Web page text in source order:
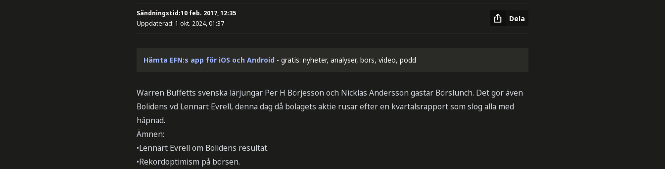
Sändningstid:10 feb. 2017, 12:35
Uppdaterad: 1 okt. 2024, 01:37
Dela
Hämta EFN:s app för iOS och Android - gratis: nyheter, analyser, börs, video, podd
Warren Buffetts svenska lärjungar Per H Börjesson och Nicklas Andersson gästar Börslunch. Det gör även
Bolidens vd Lennart Evrell, denna dag då bolagets aktie rusar efter en kvartalsrapport som slog alla med
häpnad.
Ämnen:
•Lennart Evrell om Bolidens resultat.
•Rekordoptimism på börsen.